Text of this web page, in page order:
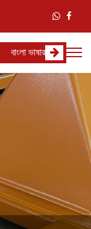
বাংলা ভাষার